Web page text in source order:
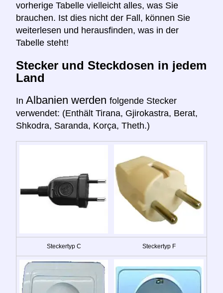
vorherige Tabelle vielleicht alles, was Sie
brauchen. Ist dies nicht der Fall, können Sie
weiterlesen und herausfinden, was in der
Tabelle steht!
Stecker und Steckdosen in jedem
Land
In Albanien werden folgende Stecker
verwendet: (Enthält Tirana, Gjirokastra, Berat,
Shkodra, Saranda, Korça, Theth.)
Steckertyp C Steckertyp F